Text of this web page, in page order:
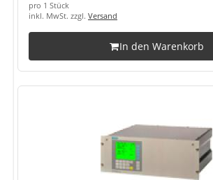
pro 1 Stück
inkl. MwSt. zzgl. Versand
In den Warenkorb